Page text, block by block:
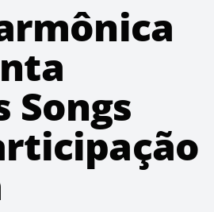
Songs